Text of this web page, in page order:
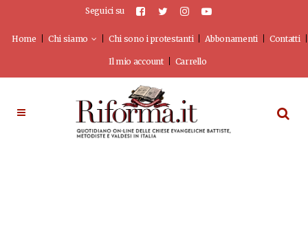
Seguici su
Home Chi siamo Chi sono i protestanti Abbonamenti Contatti
Il mio account Carrello